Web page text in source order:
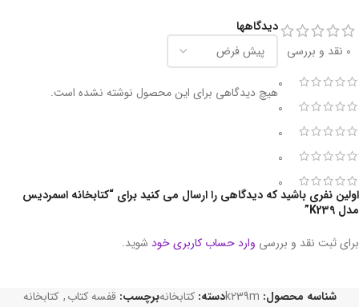
0 نقد و بررسی
0
0
0
0
0
دیدگاهها
هیچ دیدگاهی برای این محصول نوشته نشده است.
اولین نفری باشید که دیدگاهی را ارسال می کنید برای “کتابخانه اسمردیس
مدل K239”
برای ثبت نقد و بررسی وارد حساب کاربری خود شوید.
شناسه محصول: k239mدسته: کتابخانهبرچسب: قفسه کتاب, کتابخانه